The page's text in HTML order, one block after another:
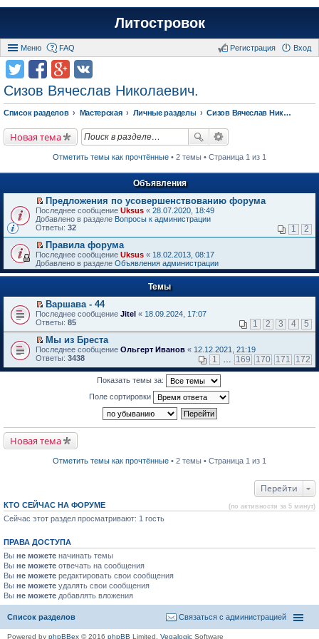
Литостровок
Меню FAQ Вход
Регистрация
Сизов Вячеслав Николаевич.
Список разделов Мастерская Личные разделы Сизов Вячеслав Николаевич.
Новая тема
Отметить темы как прочтённые • 2 темы • Страница 1 из 1
Объявления
П
е
р
й
т
и
к
п
в
о
м
у
н
е
п
р
о
о
м
у
н
и
Предложения по усовершенствованию форума
Последнее сообщение Uksus « 28.07.2020, 18:49
Добавлено в разделе Вопросы к администрации
Ответы: 32 1 2
П
е
р
е
т
и
к
п
р
в
о
м
у
и
т
а
с
о
о
е
и
ю
Правила форума
Последнее сообщение Uksus « 18.02.2013, 08:17
Добавлено в разделе Объявления администрации
Темы
П
е
е
й
т
и
к
у
н
е
а
н
м
у
с
о
о
б
щ
и
ю
Варшава - 44
Последнее сообщение Jitel « 18.09.2024, 17:07
Ответы: 85 1 2 3 4 5
П
е
е
р
в
о
р
о
ч
а
н
н
о
м
у
с
о
б
щ
Мы из Бреста
Последнее сообщение Ольгерт Иванов « 12.12.2021, 21:19
Ответы: 3438 1 … 169 170 171 172
Показать темы за:
Поле сортировки
Новая тема
Отметить темы как прочтённые • 2 темы • Страница 1 из 1
Перейти
КТО СЕЙЧАС НА ФОРУМЕ (по активности за 5 минут)
Сейчас этот раздел просматривают: 1 гость
ПРАВА ДОСТУПА
Вы не можете начинать темы
Вы не можете отвечать на сообщения
Вы не можете редактировать свои сообщения
Вы не можете удалять свои сообщения
Вы не можете добавлять вложения
Список разделов Связаться с администрацией
Powered by phpBBex © 2016 phpBB Limited, Vegalogic Software